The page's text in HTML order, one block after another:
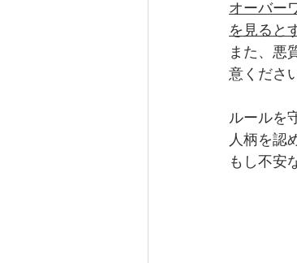
オーバー
を見ると
また、悪
意くださ
ルールを
人柄を認
もし不安